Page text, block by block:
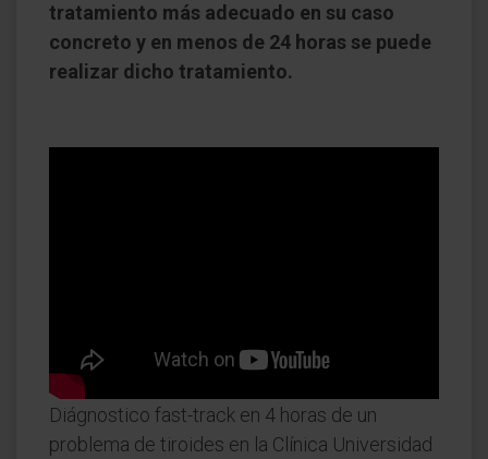
tratamiento más adecuado en su caso
concreto y en menos de 24 horas se puede
realizar dicho tratamiento.
Diágnostico fast-track en 4 horas de un
problema de tiroides en la Clínica Universidad